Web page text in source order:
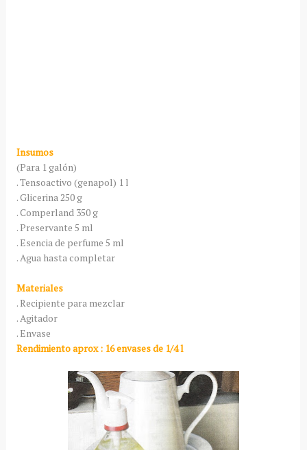
Insumos
(Para 1 galón)
. Tensoactivo (genapol) 1 l
. Glicerina 250 g
. Comperland 350 g
. Preservante 5 ml
. Esencia de perfume 5 ml
. Agua hasta completar
Materiales
. Recipiente para mezclar
. Agitador
. Envase
Rendimiento aprox : 16 envases de 1/4 l